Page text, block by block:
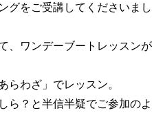
グをご受講してくださいまし
、ワンデーブートレッスンが
らわざ」でレッスン。
ら？と半信半疑でご参加のよ